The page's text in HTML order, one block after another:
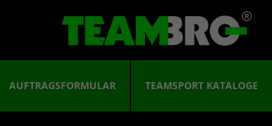
AUFTRAGSFORMULAR TEAMSPORT KATALOGE